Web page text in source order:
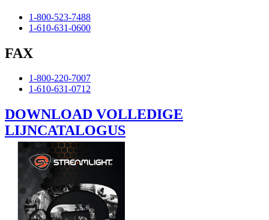
1-800-523-7488
1-610-631-0600
FAX
1-800-220-7007
1-610-631-0712
DOWNLOAD VOLLEDIGE
LIJNCATALOGUS